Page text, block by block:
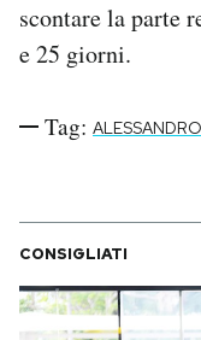
scontare la parte
e 25 giorni.
Tag:
CONSIGLIATI